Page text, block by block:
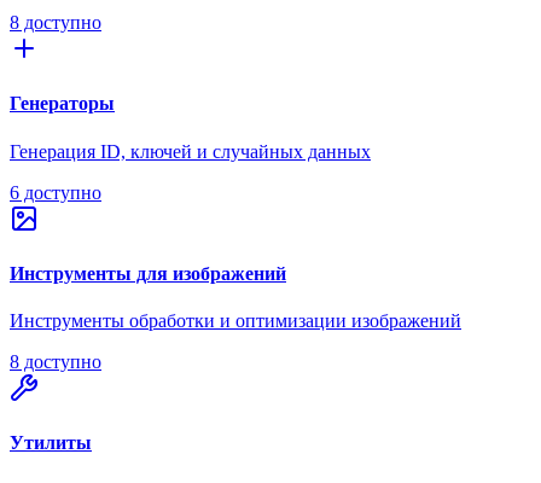
8 доступно
Генераторы
Генерация ID, ключей и случайных данных
6 доступно
Инструменты для изображений
Инструменты обработки и оптимизации изображений
8 доступно
Утилиты